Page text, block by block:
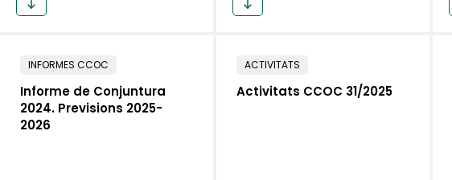
INFORMES CCOC
Informe de Conjuntura
2024. Previsions 2025-
2026
ACTIVITATS
Activitats CCOC 31/2025